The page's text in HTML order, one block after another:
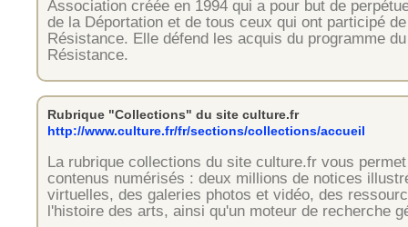
Association créée en 1994 qui a pour but de
de la Déportation et de tous ceux qui ont participé
Résistance. Elle défend les acquis du programme
Résistance.
Rubrique "Collections" du site culture.fr
http://www.culture.fr/fr/sections/collections/accueil
La rubrique collections du site culture.fr vous
contenus numérisés : deux millions de notices
virtuelles, des galeries photos et vidéo, des
l'histoire des arts, ainsi qu'un moteur de recherche